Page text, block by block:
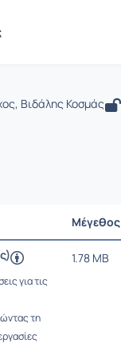
Βιδάλης Κοσμάς
Μέγεθος
για τις
τη
1.78 MB